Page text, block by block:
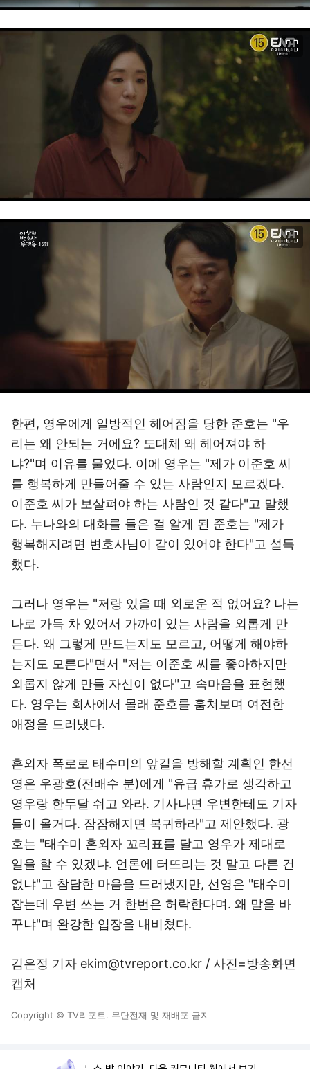
한편, 영우에게 일방적인 헤어짐을 당한 준호는 "우
리는 왜 안되는 거에요? 도대체 왜 헤어져야 하
냐?"며 이유를 물었다. 이에 영우는 "제가 이준호 씨
를 행복하게 만들어줄 수 있는 사람인지 모르겠다.
이준호 씨가 보살펴야 하는 사람인 것 같다"고 말했
다. 누나와의 대화를 들은 걸 알게 된 준호는 "제가
행복해지려면 변호사님이 같이 있어야 한다"고 설득
했다.
그러나 영우는 "저랑 있을 때 외로운 적 없어요? 나는
나로 가득 차 있어서 가까이 있는 사람을 외롭게 만
든다. 왜 그렇게 만드는지도 모르고, 어떻게 해야하
는지도 모른다"면서 "저는 이준호 씨를 좋아하지만
외롭지 않게 만들 자신이 없다"고 속마음을 표현했
다. 영우는 회사에서 몰래 준호를 훔쳐보며 여전한
애정을 드러냈다.
혼외자 폭로로 태수미의 앞길을 방해할 계획인 한선
영은 우광호(전배수 분)에게 "유급 휴가로 생각하고
영우랑 한두달 쉬고 와라. 기사나면 우변한테도 기자
들이 올거다. 잠잠해지면 복귀하라"고 제안했다. 광
호는 "태수미 혼외자 꼬리표를 달고 영우가 제대로
일을 할 수 있겠냐. 언론에 터뜨리는 것 말고 다른 건
없냐"고 참담한 마음을 드러냈지만, 선영은 "태수미
잡는데 우변 쓰는 거 한번은 허락한다며. 왜 말을 바
꾸냐"며 완강한 입장을 내비쳤다.
김은정 기자 ekim@tvreport.co.kr / 사진=방송화면
캡처
Copyright © TV리포트. 무단전재 및 재배포 금지